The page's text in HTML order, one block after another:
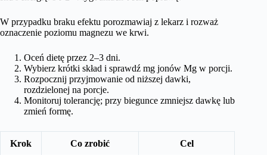
W przypadku braku efektu porozmawiaj z lekarz i rozważ
oznaczenie poziomu magnezu we krwi.
Oceń dietę przez 2–3 dni.
Wybierz krótki skład i sprawdź mg jonów Mg w porcji.
Rozpocznij przyjmowanie od niższej dawki,
rozdzielonej na porcje.
Monitoruj tolerancję; przy biegunce zmniejsz dawkę lub
zmień formę.
Krok Co zrobić Cel